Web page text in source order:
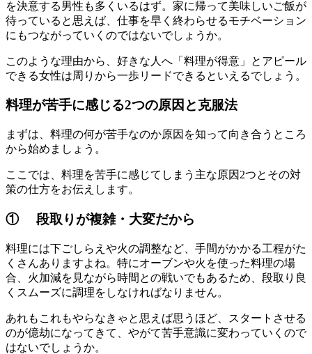
を決意する男性も多くいるはず。家に帰って美味しいご飯が
待っていると思えば、仕事を早く終わらせるモチベーション
にもつながっていくのではないでしょうか。
このような理由から、好きな人へ「料理が得意」とアピール
できる女性は周りから一歩リードできるといえるでしょう。
料理が苦手に感じる2つの原因と克服法
まずは、料理の何が苦手なのか原因を知って向き合うところ
から始めましょう。
ここでは、料理を苦手に感じてしまう主な原因2つとその対
策の仕方をお伝えします。
① 段取りが複雑・大変だから
料理には下ごしらえや火の調整など、手間がかかる工程がた
くさんありますよね。特にオーブンや火を使った料理の場
合、火加減を見ながら時間との戦いでもあるため、段取り良
くスムーズに調理をしなければなりません。
あれもこれもやらなきゃと思えば思うほど、スタートさせる
のが億劫になってきて、やがて苦手意識に変わっていくので
はないでしょうか。